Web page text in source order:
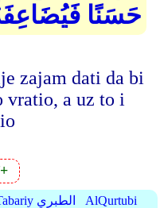
حَسَنًا
zajam dati da bi
vratio, a uz to i
AtTabariy الطبري
AlQurtubi